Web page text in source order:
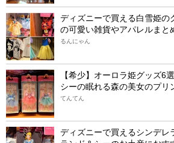
ディズニーで買える白雪姫の
の可愛い雑貨やアパレルま
るんにゃん
【希少】オーロラ姫グッズ6
シーの眠れる森の美女のプリ
てんてん
ディズニーで買えるシンデレ